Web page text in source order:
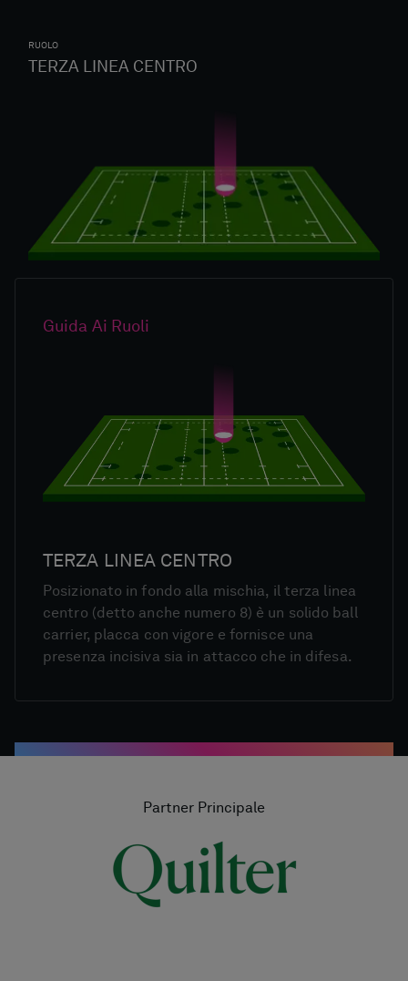
RUOLO
TERZA LINEA CENTRO
Guida Ai Ruoli
TERZA LINEA CENTRO
Posizionato in fondo alla mischia, il terza linea
centro (detto anche numero 8) è un solido ball
carrier, placca con vigore e fornisce una
presenza incisiva sia in attacco che in difesa.
Partner Principale